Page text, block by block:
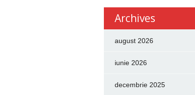
Archives
august 2026
iunie 2026
decembrie 2025